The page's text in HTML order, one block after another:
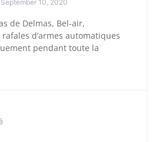
September 10, 2020
de Delmas, Bel-air,
d’armes automatiques
pendant toute la